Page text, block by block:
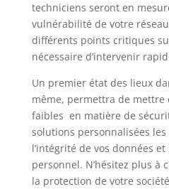
techniciens seront en
vulnérabilité de votre
différents points critiques
nécessaire d’intervenir
Un premier état des lieux
même, permettra de mettre
faibles en matière de
solutions personnalisées
l’intégrité de vos données
personnel. N’hésitez plus à
la protection de votre